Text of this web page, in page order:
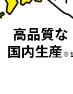
高品質な
国内生産※1